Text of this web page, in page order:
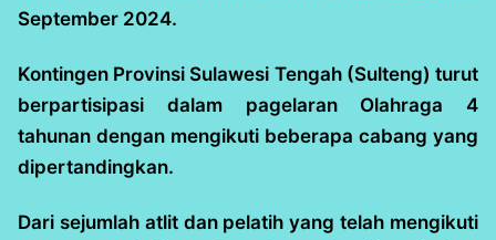
September 2024.
Kontingen Provinsi Sulawesi Tengah (Sulteng) turut
berpartisipasi dalam pagelaran Olahraga 4
tahunan dengan mengikuti beberapa cabang yang
dipertandingkan.
Dari sejumlah atlit dan pelatih yang telah mengikuti